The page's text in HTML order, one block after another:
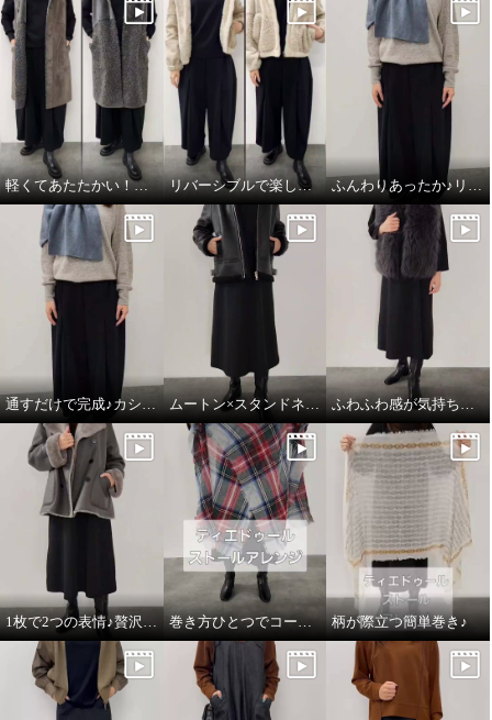
軽くてあたたかい！フェイクムートンジレ リバーシブルで楽しめる♪あったかフェイクムートン ふんわりあったか♪リネン×カシミヤの心地良さ
通すだけで完成♪カシミヤのごほうびマフラー ムートン×スタンドネックのこなれ感 ふわふわ感が気持ちいい♪大人の贅沢ベスト
巻き方ひとつでコーデがかわるストール♪ 柄が際立つ簡単巻き♪